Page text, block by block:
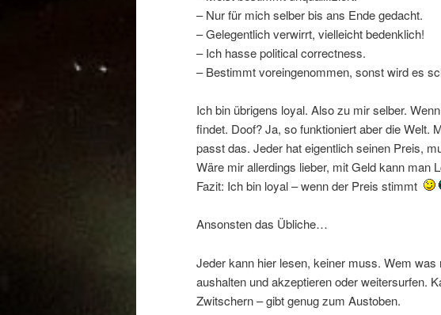
– Nur für mich selber bis ans Ende gedacht.
– Gelegentlich verwirrt, vielleicht bedenklich!
– Ich hasse political correctness.
– Bestimmt voreingenommen, sonst wird es
Ich bin übrigens loyal. Also zu mir selber.
findet. Doof? Ja, so funktioniert aber die Welt.
passt das. Jeder hat eigentlich seinen Preis,
Wäre mir allerdings lieber, mit Geld kann man
Fazit: Ich bin loyal – wenn der Preis stimmt
Ansonsten das Übliche…
Jeder kann hier lesen, keiner muss. Wem
aushalten und akzeptieren oder weitersurfen.
Zwitschern – gibt genug zum Austoben.